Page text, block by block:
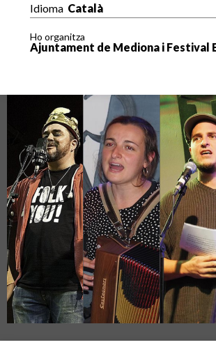
Idioma Català
Ho organitza
Ajuntament de Mediona i Festival